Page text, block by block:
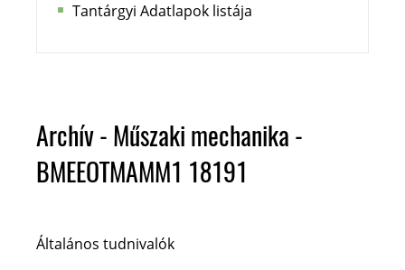
Tantárgyi Adatlapok listája
Archív - Műszaki mechanika -
BMEEOTMAMM1 18191
Általános tudnivalók